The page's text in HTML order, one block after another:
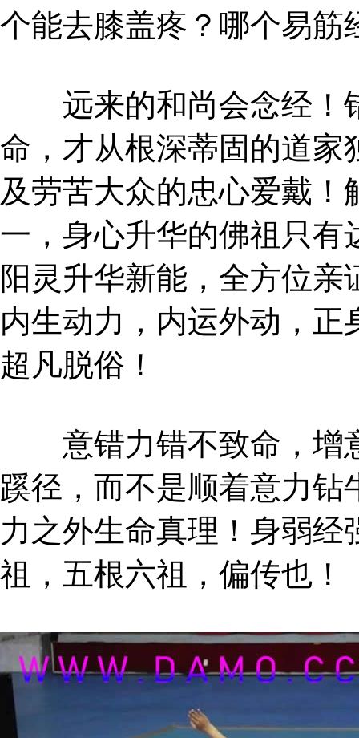
个能去膝盖疼？哪个易筋
远来的和尚会念经！
命，才从根深蒂固的道家
及劳苦大众的忠心爱戴
一，身心升华的佛祖只有
阳灵升华新能，全方位
内生动力，内运外动，
超凡脱俗！
意错力错不致命，增
蹊径，而不是顺着意力
力之外生命真理！身弱
祖，五根六祖，偏传也！